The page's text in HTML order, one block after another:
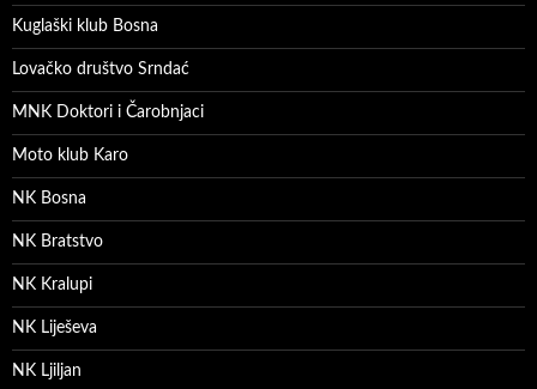
Kuglaški klub Bosna
Lovačko društvo Srndać
MNK Doktori i Čarobnjaci
Moto klub Karo
NK Bosna
NK Bratstvo
NK Kralupi
NK Liješeva
NK Ljiljan